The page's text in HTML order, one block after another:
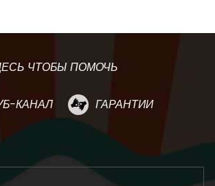
ЧТОБЫ ПОМОЧЬ
КАНАЛ
ГАРАНТИИ